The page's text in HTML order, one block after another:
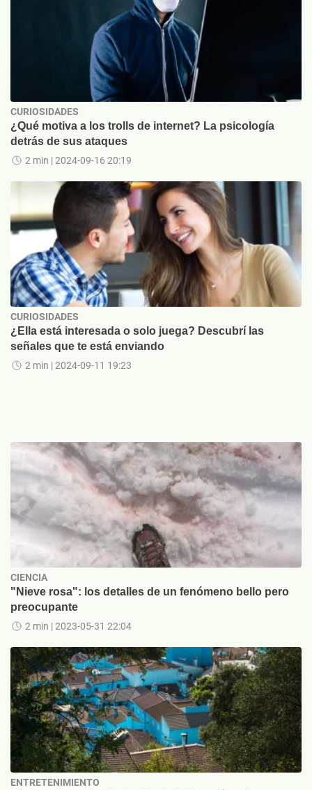
CURIOSIDADES
¿Qué motiva a los trolls de internet? La psicología
detrás de sus ataques
2 min | 2024-09-16 20:19
CURIOSIDADES
¿Ella está interesada o solo juega? Descubrí las
señales que te está enviando
2 min | 2024-09-11 19:23
CIENCIA
"Nieve rosa": los detalles de un fenómeno bello pero
preocupante
2 min | 2023-05-31 22:04
ENTRETENIMIENTO